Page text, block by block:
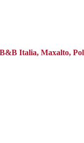
Italia, Maxalto,